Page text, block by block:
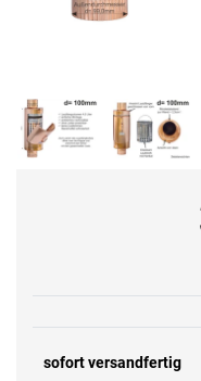
sofort versandfertig